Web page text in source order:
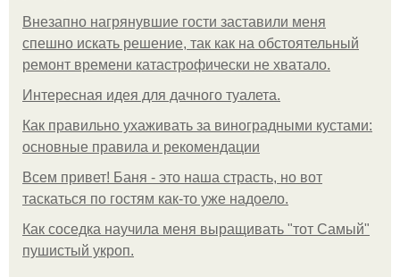
Внезапно нагрянувшие гости заставили меня
спешно искать решение, так как на обстоятельный
ремонт времени катастрофически не хватало.
Интересная идея для дачного туалета.
Как правильно ухаживать за виноградными кустами:
основные правила и рекомендации
Всем привет! Баня - это наша страсть, но вот
таскаться по гостям как-то уже надоело.
Как соседка научила меня выращивать "тот Самый"
пушистый укроп.